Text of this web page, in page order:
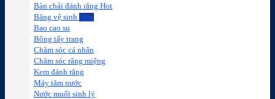
Bàn chải đánh răng
Băng vệ sinh
Bao cao su
Bông tẩy trang
Chăm sóc cá nhân
Chăm sóc răng miệng
Kem đánh răng
Máy tăm nước
Nước muối sinh lý